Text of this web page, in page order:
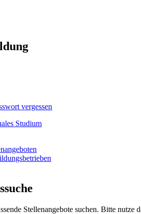
vergessen
Studium
Stellenangebote suchen. Bitte nutze